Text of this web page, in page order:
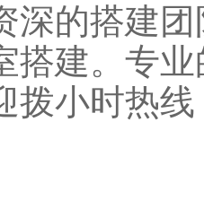
深的搭建
搭建。专
拨小时热